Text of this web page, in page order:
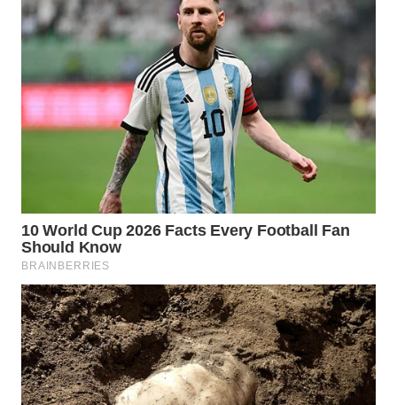
WN
LABUANBAJO
WN
BORNEO
WAHANA
NEWS
TANI
WAHANA
ADVOKAT